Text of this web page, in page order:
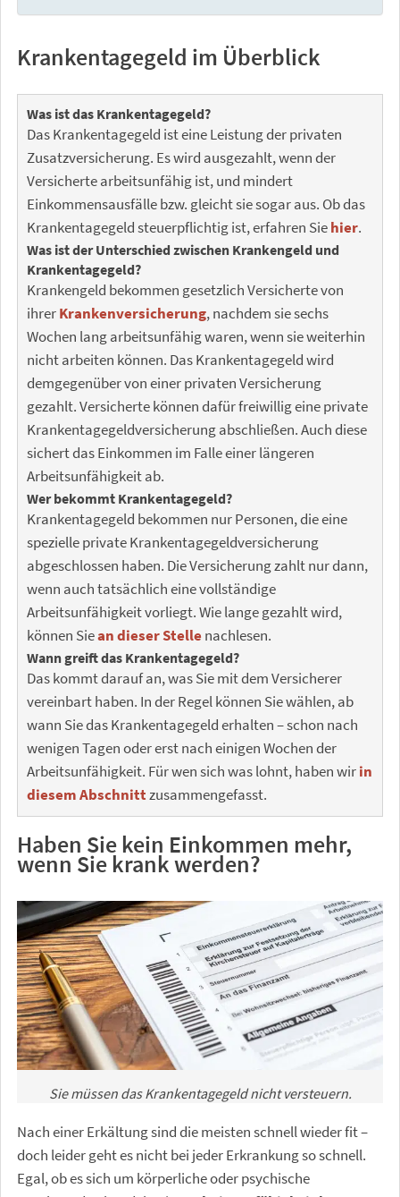
Krankentagegeld im Überblick
Was ist das Krankentagegeld?
Das Krankentagegeld ist eine Leistung der privaten
Zusatzversicherung. Es wird ausgezahlt, wenn der
Versicherte arbeitsunfähig ist, und mindert
Einkommensausfälle bzw. gleicht sie sogar aus. Ob das
Krankentagegeld steuerpflichtig ist, erfahren Siehier.
Was ist der Unterschied zwischen Krankengeld und
Krankentagegeld?
Krankengeld bekommen gesetzlich Versicherte von
ihrerKrankenversicherung, nachdem sie sechs
Wochen lang arbeitsunfähig waren, wenn sie weiterhin
nicht arbeiten können. Das Krankentagegeld wird
demgegenüber von einer privaten Versicherung
gezahlt. Versicherte können dafür freiwillig eine private
Krankentagegeldversicherung abschließen. Auch diese
sichert das Einkommen im Falle einer längeren
Arbeitsunfähigkeit ab.
Wer bekommt Krankentagegeld?
Krankentagegeld bekommen nur Personen, die eine
spezielle private Krankentagegeldversicherung
abgeschlossen haben. Die Versicherung zahlt nur dann,
wenn auch tatsächlich eine vollständige
Arbeitsunfähigkeit vorliegt. Wie lange gezahlt wird,
können Siean dieser Stellenachlesen.
Wann greift das Krankentagegeld?
Das kommt darauf an, was Sie mit dem Versicherer
vereinbart haben. In der Regel können Sie wählen, ab
wann Sie das Krankentagegeld erhalten – schon nach
wenigen Tagen oder erst nach einigen Wochen der
Arbeitsunfähigkeit. Für wen sich was lohnt, haben wirin
diesem Abschnittzusammengefasst.
Haben Sie kein Einkommen mehr,
wenn Sie krank werden?
Sie müssen das Krankentagegeld nicht versteuern.
Nach einer Erkältung sind die meisten schnell wieder fit –
doch leider geht es nicht bei jeder Erkrankung so schnell.
Egal, ob es sich um körperliche oder psychische